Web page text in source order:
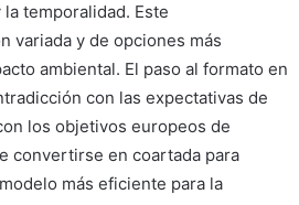
temporalidad. Este
variada y de opciones más
ambiental. El paso al formato en
con las expectativas de
los objetivos europeos de
convertirse en coartada para
más eficiente para la